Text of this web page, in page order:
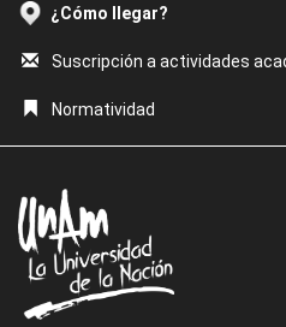
¿Cómo llegar?
Suscripción a actividades
Normatividad